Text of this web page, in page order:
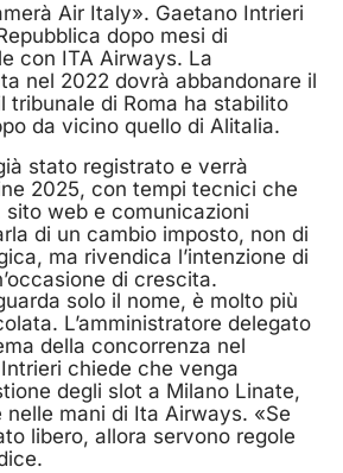
Air Italy». Gaetano Intrieri
dopo mesi di
con ITA Airways. La
nel 2022 dovrà abbandonare il
tribunale di Roma ha stabilito
da vicino quello di Alitalia.
stato registrato e verrà
2025, con tempi tecnici che
sito web e comunicazioni
di un cambio imposto, non di
ma rivendica l’intenzione di
di crescita.
solo il nome, è molto più
L’amministratore delegato
della concorrenza nel
chiede che venga
degli slot a Milano Linate,
nelle mani di Ita Airways. «Se
libero, allora servono regole